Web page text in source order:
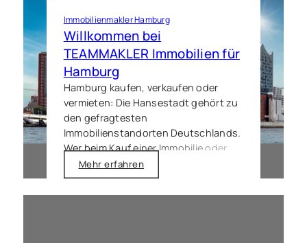
Immobilienmakler Hamburg
Willkommen bei
TEAMMAKLER Immobilien für
Hamburg
Hamburg kaufen, verkaufen oder
vermieten: Die Hansestadt gehört zu
den gefragtesten
Immobilienstandorten Deutschlands.
Wer beim Kauf einer Immobilie oder
beim Verkauf die richtigen
Entscheidungen treffen will, braucht
mehr als ein Inserat. Ein erfahrener
Mehr erfahren